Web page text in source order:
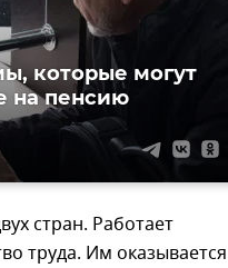
которые могут
на пенсию
стран. Работает
труда. Им оказывается